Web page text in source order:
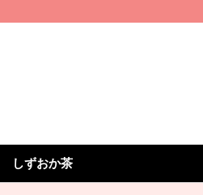
しずおか茶